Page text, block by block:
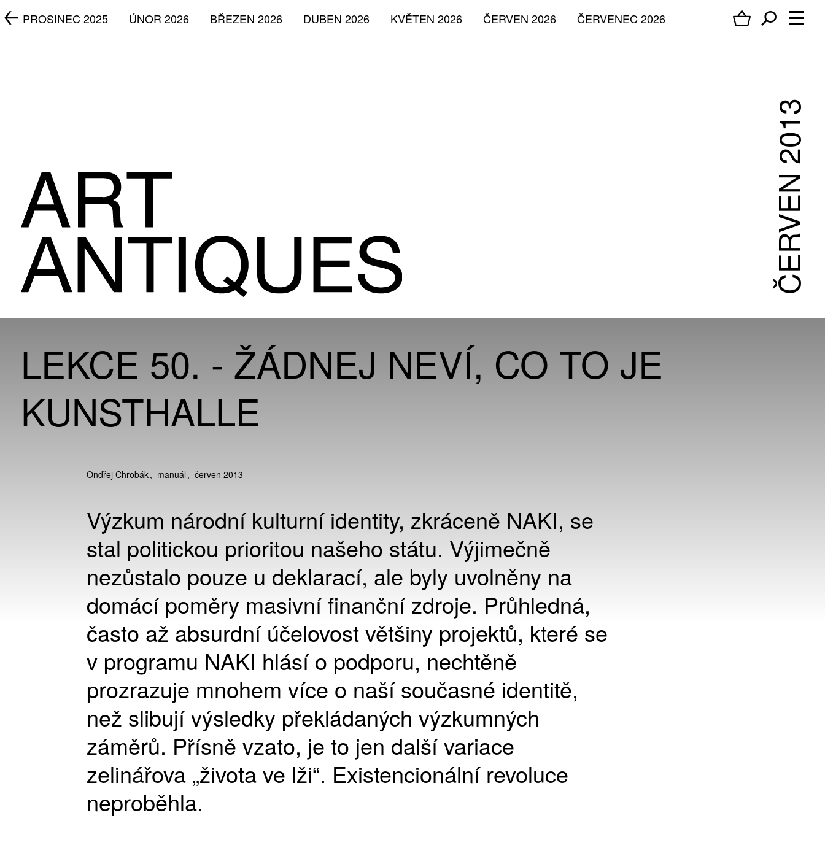
ČERVENEC 2026
ČERVEN 2026
KVĚTEN 2026
DUBEN 2026
BŘEZEN 2026
ÚNOR 2026
PROSINEC 2025
ČERVEN 2013
LEKCE 50. - ŽÁDNEJ NEVÍ, CO TO JE
KUNSTHALLE
Ondřej Chrobák manuál červen 2013
Výzkum národní kulturní identity, zkráceně NAKI, se
stal politickou prioritou našeho státu. Výjimečně
nezůstalo pouze u deklarací, ale byly uvolněny na
domácí poměry masivní finanční zdroje. Průhledná,
často až absurdní účelovost většiny projektů, které se
v programu NAKI hlásí o podporu, nechtěně
prozrazuje mnohem více o naší současné identitě,
než slibují výsledky překládaných výzkumných
záměrů. Přísně vzato, je to jen další variace
zelinářova „života ve lži“. Existencionální revoluce
neproběhla.